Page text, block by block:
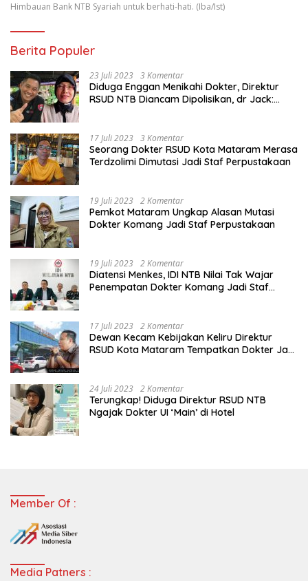
Himbauan Bank NTB Syariah untuk berhati-hati. (Iba/Ist)
Berita Populer
23 Juli 2023 3 Komentar
Diduga Enggan Menikahi Dokter, Direktur
RSUD NTB Diancam Dipolisikan, dr Jack:
17 Juli 2023 3 Komentar
Seorang Dokter RSUD Kota Mataram Merasa
Terdzolimi Dimutasi Jadi Staf Perpustakaan
19 Juli 2023 2 Komentar
Pemkot Mataram Ungkap Alasan Mutasi
Dokter Komang Jadi Staf Perpustakaan
19 Juli 2023 2 Komentar
Diatensi Menkes, IDI NTB Nilai Tak Wajar
Penempatan Dokter Komang Jadi Staf
17 Juli 2023 2 Komentar
Dewan Kecam Kebijakan Keliru Direktur
RSUD Kota Mataram Tempatkan Dokter Jadi
24 Juli 2023 2 Komentar
Terungkap! Diduga Direktur RSUD NTB
Ngajak Dokter UI ‘Main’ di Hotel
Member Of :
Media Patners :